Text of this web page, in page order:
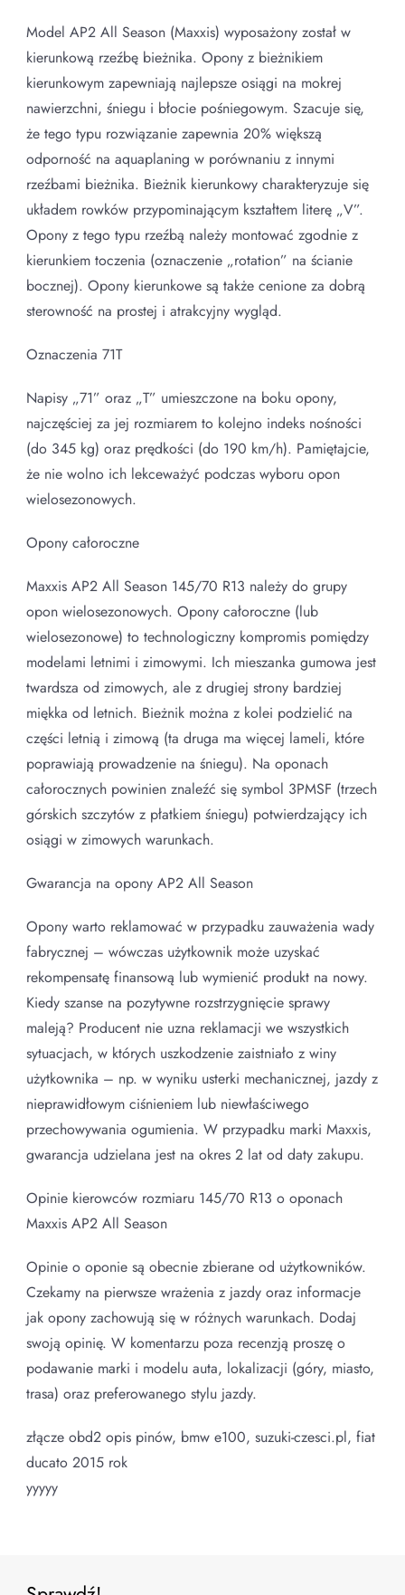
Model AP2 All Season (Maxxis) wyposażony został w
kierunkową rzeźbę bieżnika. Opony z bieżnikiem
kierunkowym zapewniają najlepsze osiągi na mokrej
nawierzchni, śniegu i błocie pośniegowym. Szacuje się,
że tego typu rozwiązanie zapewnia 20% większą
odporność na aquaplaning w porównaniu z innymi
rzeźbami bieżnika. Bieżnik kierunkowy charakteryzuje się
układem rowków przypominającym kształtem literę „V”.
Opony z tego typu rzeźbą należy montować zgodnie z
kierunkiem toczenia (oznaczenie „rotation” na ścianie
bocznej). Opony kierunkowe są także cenione za dobrą
sterowność na prostej i atrakcyjny wygląd.
Oznaczenia 71T
Napisy „71” oraz „T” umieszczone na boku opony,
najczęściej za jej rozmiarem to kolejno indeks nośności
(do 345 kg) oraz prędkości (do 190 km/h). Pamiętajcie,
że nie wolno ich lekceważyć podczas wyboru opon
wielosezonowych.
Opony całoroczne
Maxxis AP2 All Season 145/70 R13 należy do grupy
opon wielosezonowych. Opony całoroczne (lub
wielosezonowe) to technologiczny kompromis pomiędzy
modelami letnimi i zimowymi. Ich mieszanka gumowa jest
twardsza od zimowych, ale z drugiej strony bardziej
miękka od letnich. Bieżnik można z kolei podzielić na
części letnią i zimową (ta druga ma więcej lameli, które
poprawiają prowadzenie na śniegu). Na oponach
całorocznych powinien znaleźć się symbol 3PMSF (trzech
górskich szczytów z płatkiem śniegu) potwierdzający ich
osiągi w zimowych warunkach.
Gwarancja na opony AP2 All Season
Opony warto reklamować w przypadku zauważenia wady
fabrycznej – wówczas użytkownik może uzyskać
rekompensatę finansową lub wymienić produkt na nowy.
Kiedy szanse na pozytywne rozstrzygnięcie sprawy
maleją? Producent nie uzna reklamacji we wszystkich
sytuacjach, w których uszkodzenie zaistniało z winy
użytkownika – np. w wyniku usterki mechanicznej, jazdy z
nieprawidłowym ciśnieniem lub niewłaściwego
przechowywania ogumienia. W przypadku marki Maxxis,
gwarancja udzielana jest na okres 2 lat od daty zakupu.
Opinie kierowców rozmiaru 145/70 R13 o oponach
Maxxis AP2 All Season
Opinie o oponie są obecnie zbierane od użytkowników.
Czekamy na pierwsze wrażenia z jazdy oraz informacje
jak opony zachowują się w różnych warunkach. Dodaj
swoją opinię. W komentarzu poza recenzją proszę o
podawanie marki i modelu auta, lokalizacji (góry, miasto,
trasa) oraz preferowanego stylu jazdy.
złącze obd2 opis pinów, bmw e100, suzuki-czesci.pl, fiat
ducato 2015 rok
yyyyy